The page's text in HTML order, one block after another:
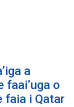
a
faai’uga o
faia i Qatar